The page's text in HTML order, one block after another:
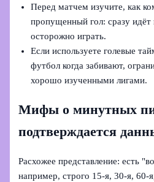
Перед матчем изучите, как
пропущенный гол: сразу идёт
осторожно играть.
Если используете голевые
футбол когда забивают,
хорошо изученными лигами.
Мифы о минутных
подтверждается
Расхожее представление: есть
например, строго 15‑я, 30‑я,